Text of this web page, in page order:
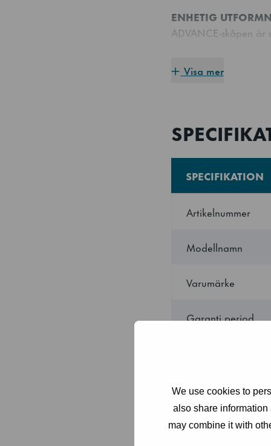
We use cookies to
also share
may combine it with
ENHETIG
ADVANCE-skåpen
STABIL TEMPERATUR
Visa mer
SPECIFIKATION
Artikelnummer
Modellnamn
Varumärke
Garanti period
Inkluderad